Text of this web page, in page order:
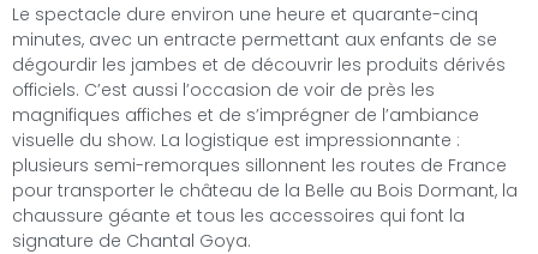
Le spectacle dure environ une heure et quarante-cinq
minutes, avec un entracte permettant aux enfants de se
dégourdir les jambes et de découvrir les produits dérivés
officiels. C’est aussi l’occasion de voir de près les
magnifiques affiches et de s’imprégner de l’ambiance
visuelle du show. La logistique est impressionnante :
plusieurs semi-remorques sillonnent les routes de France
pour transporter le château de la Belle au Bois Dormant, la
chaussure géante et tous les accessoires qui font la
signature de Chantal Goya.